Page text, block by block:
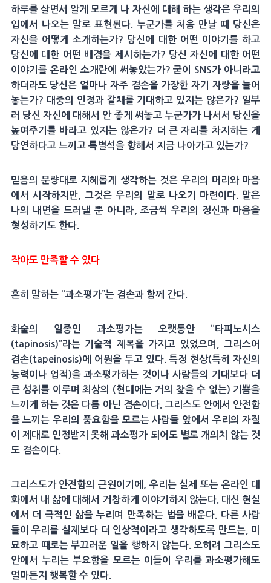
하루를 살면서 알게 모르게 나 자신에 대해 하는 생각은 우리의
입에서 나오는 말로 표현된다. 누군가를 처음 만날 때 당신은
자신을 어떻게 소개하는가? 당신에 대한 어떤 이야기를 하고
당신에 대한 어떤 배경을 제시하는가? 당신 자신에 대한 어떤
이야기를 온라인 소개란에 써놓았는가? 굳이 SNS가 아니라고
하더라도 당신은 얼마나 자주 겸손을 가장한 자기 자랑을 늘어
놓는가? 대중의 인정과 갈채를 기대하고 있지는 않은가? 일부
러 당신 자신에 대해서 안 좋게 써놓고 누군가가 나서서 당신을
높여주기를 바라고 있지는 않은가? 더 큰 자리를 차지하는 게
당연하다고 느끼고 특별석을 향해서 지금 나아가고 있는가?
믿음의 분량대로 지혜롭게 생각하는 것은 우리의 머리와 마음
에서 시작하지만, 그것은 우리의 말로 나오기 마련이다. 말은
나의 내면을 드러낼 뿐 아니라, 조금씩 우리의 정신과 마음을
형성하기도 한다.
작아도 만족할 수 있다
흔히 말하는 “과소평가”는 겸손과 함께 간다.
화술의 일종인 과소평가는 오랫동안 “타피노시스
(tapinosis)”라는 기술적 제목을 가지고 있었으며, 그리스어
겸손(tapeinosis)에 어원을 두고 있다. 특정 현상(특히 자신의
능력이나 업적)을 과소평가하는 것이나 사람들의 기대보다 더
큰 성취를 이루며 최상의 (현대에는 거의 찾을 수 없는) 기쁨을
느끼게 하는 것은 다름 아닌 겸손이다. 그리스도 안에서 안전함
을 느끼는 우리의 풍요함을 모르는 사람들 앞에서 우리의 자질
이 제대로 인정받지 못해 과소평가 되어도 별로 개의치 않는 것
도 겸손이다.
그리스도가 안전함의 근원이기에, 우리는 실제 또는 온라인 대
화에서 내 삶에 대해서 거창하게 이야기하지 않는다. 대신 현실
에서 더 극적인 삶을 누리며 만족하는 법을 배운다. 다른 사람
들이 우리를 실제보다 더 인상적이라고 생각하도록 만드는, 미
묘하고 때로는 부끄러운 일을 행하지 않는다. 오히려 그리스도
안에서 누리는 부요함을 모르는 이들이 우리를 과소평가해도
얼마든지 행복할 수 있다.